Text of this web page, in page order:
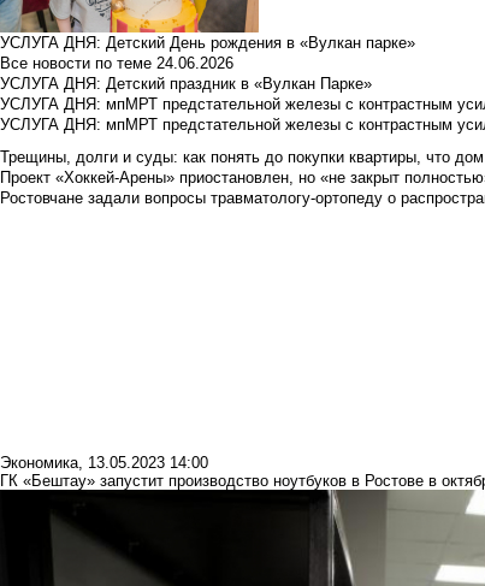
УСЛУГА ДНЯ: Детский День рождения в «Вулкан парке»
Все новости по теме 24.06.2026
УСЛУГА ДНЯ: Детский праздник в «Вулкан Парке»
УСЛУГА ДНЯ: мпМРТ предстательной железы с контрастным
УСЛУГА ДНЯ: мпМРТ предстательной железы с контрастным
Трещины, долги и суды: как понять до покупки квартиры, что
Проект «Хоккей-Арены» приостановлен, но «не закрыт
Ростовчане задали вопросы травматологу-ортопеду о
Экономика, 13.05.2023 14:00
ГК «Бештау» запустит производство ноутбуков в Ростове в